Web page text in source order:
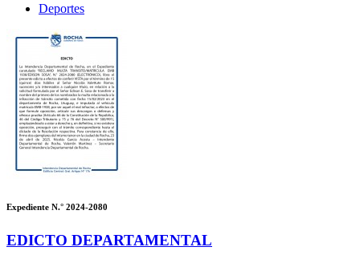
Deportes
Expediente N.° 2024-2080
EDICTO DEPARTAMENTAL